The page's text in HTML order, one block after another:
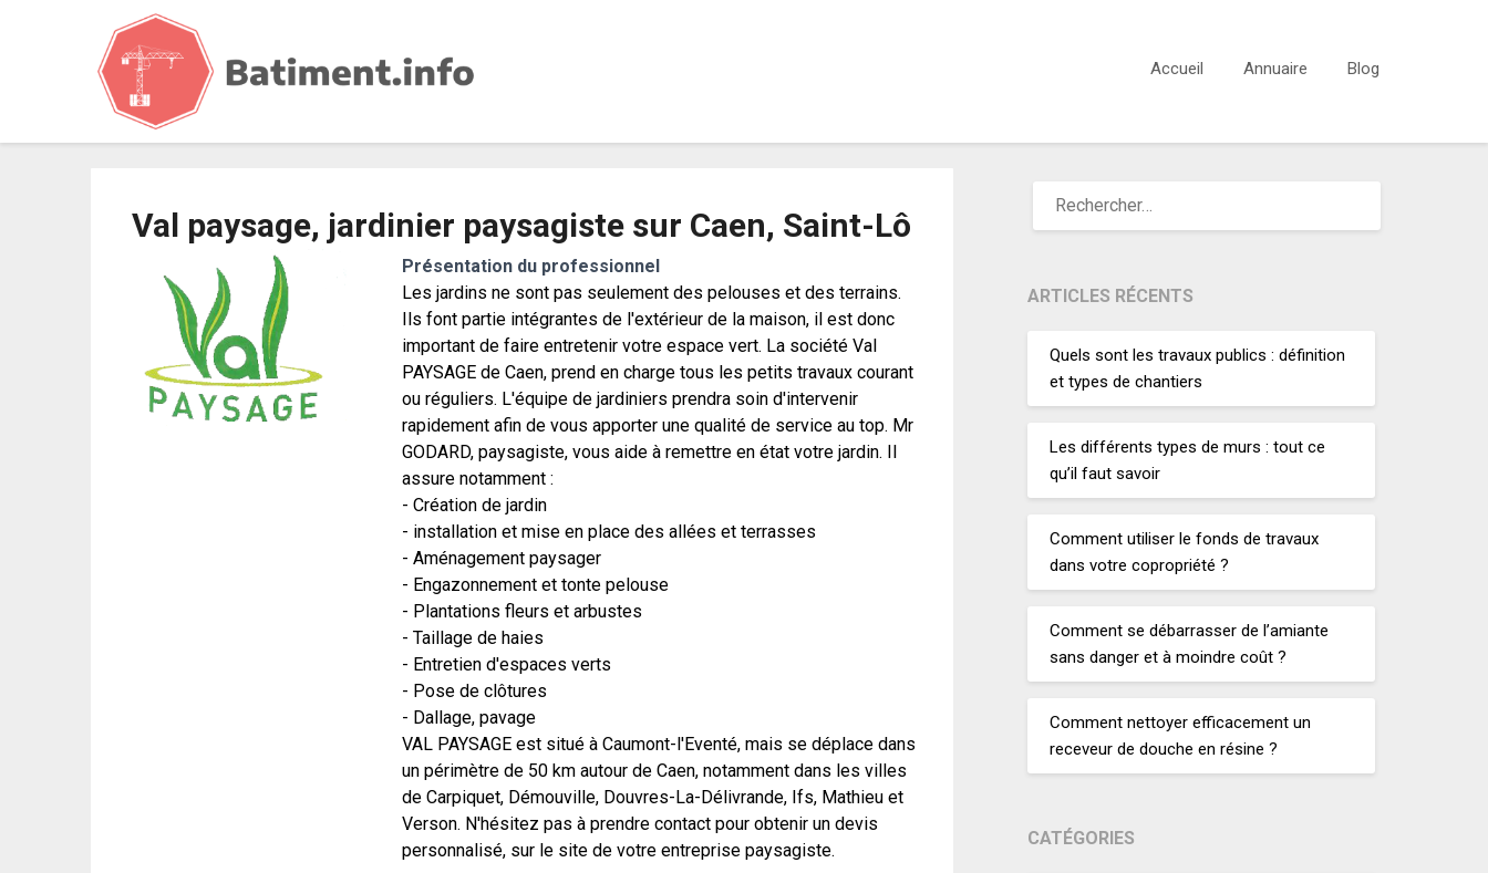
Accueil Annuaire Blog
Val paysage, jardinier paysagiste sur Caen, Saint-Lô
Présentation du professionnel
Les jardins ne sont pas seulement des pelouses et des terrains.
Ils font partie intégrantes de l'extérieur de la maison, il est donc
important de faire entretenir votre espace vert. La société Val
PAYSAGE de Caen, prend en charge tous les petits travaux courant
ou réguliers. L'équipe de jardiniers prendra soin d'intervenir
rapidement afin de vous apporter une qualité de service au top. Mr
GODARD, paysagiste, vous aide à remettre en état votre jardin. Il
assure notamment :
- Création de jardin
- installation et mise en place des allées et terrasses
- Aménagement paysager
- Engazonnement et tonte pelouse
- Plantations fleurs et arbustes
- Taillage de haies
- Entretien d'espaces verts
- Pose de clôtures
- Dallage, pavage
VAL PAYSAGE est situé à Caumont-l'Eventé, mais se déplace dans
un périmètre de 50 km autour de Caen, notamment dans les villes
de Carpiquet, Démouville, Douvres-La-Délivrande, Ifs, Mathieu et
Verson. N'hésitez pas à prendre contact pour obtenir un devis
personnalisé, sur le site de votre entreprise paysagiste.
ARTICLES RÉCENTS
Quels sont les travaux publics : définition
et types de chantiers
Les différents types de murs : tout ce
qu’il faut savoir
Comment utiliser le fonds de travaux
dans votre copropriété ?
Comment se débarrasser de l’amiante
sans danger et à moindre coût ?
Comment nettoyer efficacement un
receveur de douche en résine ?
CATÉGORIES